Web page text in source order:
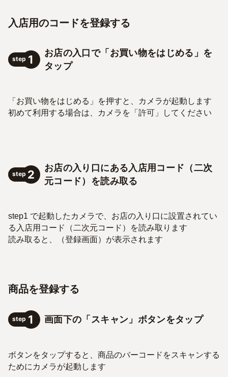
入店用のコードを登録する
step 1
お店の入口で「お買い物をはじめる」を
タップ
「お買い物をはじめる」を押すと、カメラが起動します
初めて利用する場合は、カメラを「許可」してください
step 2
お店の入り口にある入店用コード（二次
元コード）を読み取る
step1 で起動したカメラで、お店の入り口に設置されてい
る入店用コード（二次元コード）を読み取ります
読み取ると、（登録画面）が表示されます
商品を登録する
step 1 画面下の「スキャン」ボタンをタップ
ボタンをタップすると、商品のバーコードをスキャンする
ためにカメラが起動します